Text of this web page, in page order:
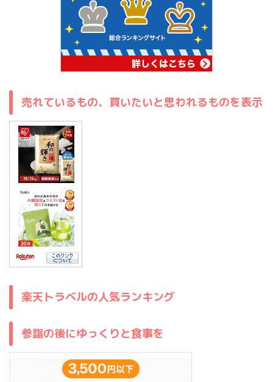
売れているもの、買いたいと思われるものを表示
楽天トラベルの人気ランキング
参詣の後にゆっくりと食事を